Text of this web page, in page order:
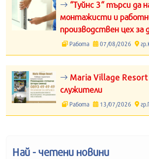
“Туйнс 3“ търси да
монтажисти и
производствен цех за
Работа 07/08/2026
Maria Village Resort
служители
Работа 13/07/2026
Най - четени новини